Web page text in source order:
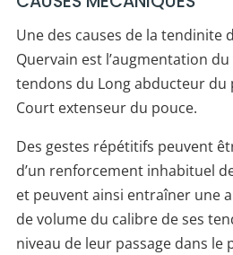
Une des causes de la tendinite
Quervain est l’augmentation
tendons du Long abducteur du
Court extenseur du pouce.
Des gestes répétitifs peuvent
d’un renforcement inhabituel
et peuvent ainsi entraîner une
de volume du calibre de ses
niveau de leur passage dans le